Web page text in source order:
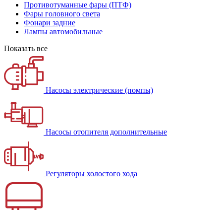
Противотуманные фары (ПТФ)
Фары головного света
Фонари задние
Лампы автомобильные
Показать все
Насосы электрические (помпы)
Насосы отопителя дополнительные
Регуляторы холостого хода